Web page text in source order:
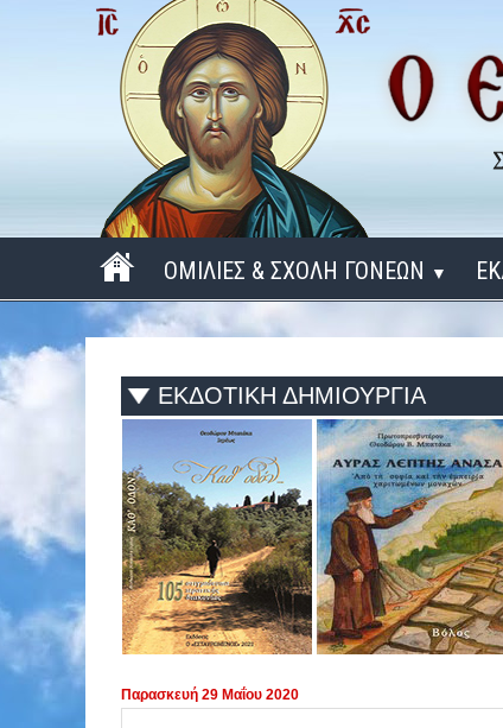
ΟΜΙΛΙΕΣ & ΣΧΟΛΗ ΓΟΝΕΩΝ ▼
ΠΕΡΙΟΔΟΣ 2025 - 2026
ΠΕΡΙΟΔΟΣ 2024 - 2025
ΠΕΡΙΟΔΟΣ 2023 - 2024
ΠΕΡΙΟΔΟΣ 2022 - 2023
ΠΕΡΙΟΔΟΣ 2021 - 2022
ΠΕΡΙΟΔΟΣ 2020 - 2021
ΕΚΔΟΤΙΚΗ ΔΗΜΙΟΥΡΓΙΑ
Παρασκευή 29 Μαΐου 2020